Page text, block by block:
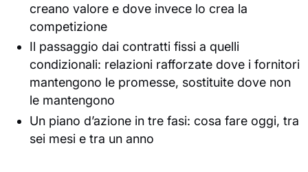
creano valore e dove invece lo crea la
competizione
Il passaggio dai contratti fissi a quelli
condizionali: relazioni rafforzate dove i fornitori
mantengono le promesse, sostituite dove non
le mantengono
Un piano d’azione in tre fasi: cosa fare oggi, tra
sei mesi e tra un anno